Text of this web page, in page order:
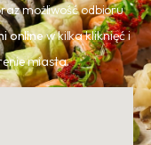
możliwość odbioru
onlinew kilka kliknięć i
miasta.